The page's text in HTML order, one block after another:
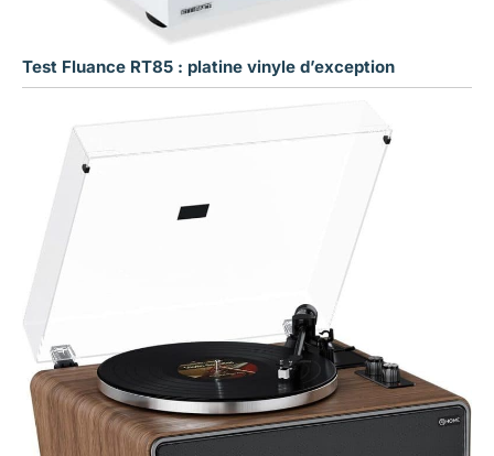
Test Fluance RT85 : platine vinyle d’exception